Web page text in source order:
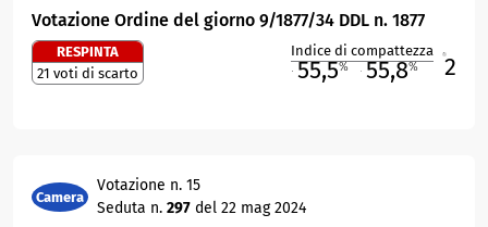
Votazione Ordine del giorno 9/1877/34 DDL n. 1877
RESPINTA
21 voti di scarto
Indice di compattezza
55,5% 55,8% 2
Camera
Votazione n. 15
Seduta n. 297 del 22 mag 2024